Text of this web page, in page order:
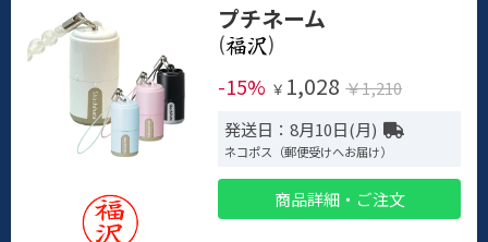
プチネーム
(
)
-15% ￥ 1,028 ￥1,210
発送日：8月10日(月)
ネコポス（郵便受けへお届け）
商品詳細・ご注文